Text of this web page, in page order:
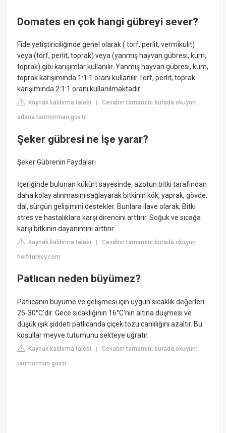
Domates en çok hangi gübreyi sever?
Fide yetiştiriciliğinde genel olarak ( torf, perlit, vermikulit)
veya (torf, perlit, toprak) veya (yanmış hayvan gübresi, kum,
toprak) gibi karışımlar kullanılır. Yanmış hayvan gübresi, kum,
toprak karışımında 1:1:1 oranı kullanılır.Torf, perlit, toprak
karışımında 2:1:1 oranı kullanılmaktadır.
Kaynak kaldırma talebi |Cevabın tamamını burada okuyun:
adana.tarimorman.gov.tr
Şeker gübresi ne işe yarar?
Şeker Gübrenin Faydaları
İçeriğinde bulunan kükürt sayesinde, azotun bitki tarafından
daha kolay alınmasını sağlayarak bitkinin kök, yaprak, gövde,
dal, sürgün gelişimini destekler. Bunlara ilave olarak; Bitki
stres ve hastalıklara karşı direncini arttırır. Soğuk ve sıcağa
karşı bitkinin dayanımını arttırır.
Kaynak kaldırma talebi |Cevabın tamamını burada okuyun:
hortiturkey.com
Patlıcan neden büyümez?
Patlıcanın büyüme ve gelişmesi için uygun sıcaklık değerleri
25-30°C'dir. Gece sıcaklığının 16°C'nin altına düşmesi ve
düşük ışık şiddeti patlıcanda çiçek tozu canlılığını azaltır. Bu
koşullar meyve tutumunu sekteye uğratır.
Kaynak kaldırma talebi |Cevabın tamamını burada okuyun:
tarimorman.gov.tr